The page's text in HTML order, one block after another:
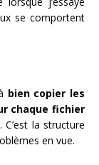
se comportent
bien copier les
chaque fichier
. C’est la structure
en vue.